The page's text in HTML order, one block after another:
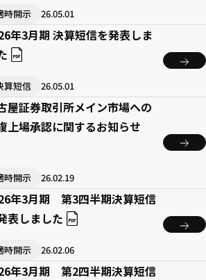
時開示 26.05.01
年3月期 決算短信を発表しま
算短信 26.05.01
屋証券取引所メイン市場への
上場承認に関するお知らせ
時開示 26.02.19
年3月期 第3四半期決算短信
表しました
時開示 26.02.06
年3月期 第2四半期決算短信